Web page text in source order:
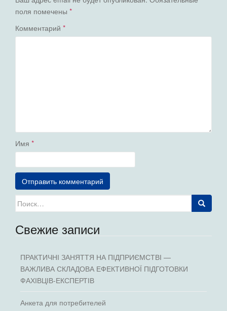
поля помечены *
Комментарий *
Имя *
Искать:
Свежие записи
ПРАКТИЧНІ ЗАНЯТТЯ НА ПІДПРИЄМСТВІ —
ВАЖЛИВА СКЛАДОВА ЕФЕКТИВНОЇ ПІДГОТОВКИ
ФАХІВЦІВ-ЕКСПЕРТІВ
Анкета для потребителей